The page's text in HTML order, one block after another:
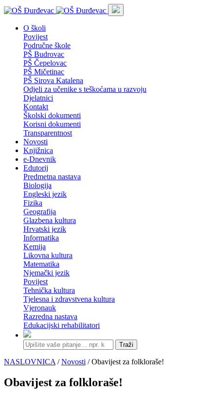
O školi
Povijest
Područne škole
PŠ Budrovac
PŠ Čepelovac
PŠ Mičetinac
PŠ Sirova Katalena
Odjeli za učenike s teškoćama u razvoju
Djelatnici
Kontakt
Školski dokumenti
Korisni dokumenti
Transparentnost
Novosti
Knjižnica
e-Dnevnik
Edutorij
Predmetna nastava
Biologija
Engleski jezik
Fizika
Geografija
Glazbena kultura
Hrvatski jezik
Informatika
Kemija
Likovna kultura
Matematika
Njemački jezik
Povijest
Tehnička kultura
Tjelesna i zdravstvena kultura
Vjeronauk
Razredna nastava
Edukacijski rehabilitatori
Traži
NASLOVNICA /Novosti / Obavijest za folkloraše!
Obavijest za folkloraše!